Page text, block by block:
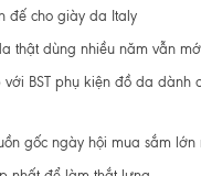
đế cho giày da Italy
thật dùng nhiều năm vẫn
BST phụ kiện đồ da dành
gốc ngày hội mua sắm lớn